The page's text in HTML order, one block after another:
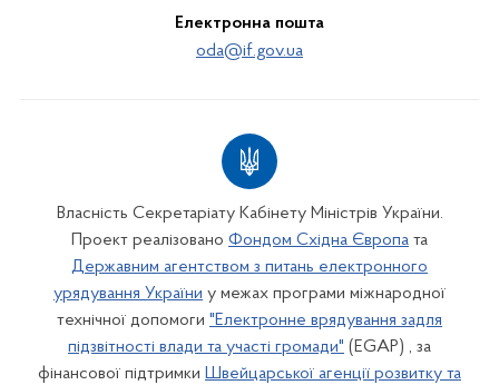
Електронна пошта
oda@if.gov.ua
Власність Секретаріату Кабінету Міністрів України.
Проект реалізовано Фондом Східна Європа та
Державним агентством з питань електронного
урядування України у межах програми міжнародної
технічної допомоги "Електронне врядування задля
підзвітності влади та участі громади" (EGAP) , за
фінансової підтримки Швейцарської агенції розвитку та